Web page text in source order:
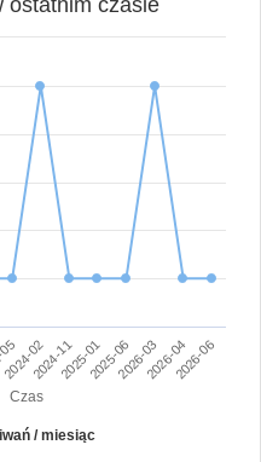
Czas
/ miesiąc
2024-022024-112025-012025-062026-032026-042026-06